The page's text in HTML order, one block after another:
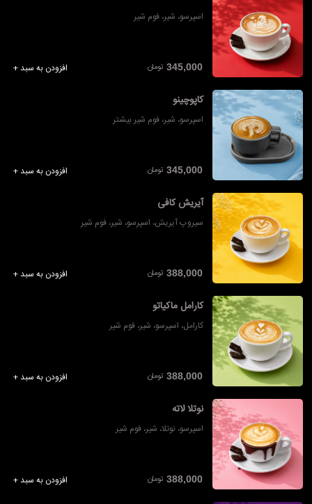
اسپرسو، شیر، فوم شیر
افزودن به سبد + 345,000 تومان
کاپوچینو
اسپرسو، شیر، فوم شیر بیشتر
افزودن به سبد + 345,000 تومان
آیریش کافی
سیروپ آیریش، اسپرسو، شیر، فوم شیر
افزودن به سبد + 388,000 تومان
کارامل ماکیاتو
کارامل، اسپرسو، شیر، فوم شیر
افزودن به سبد + 388,000 تومان
نوتلا لاته
اسپرسو، نوتلا، شیر، فوم شیر
افزودن به سبد + 388,000 تومان